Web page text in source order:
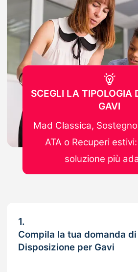
1.
Compila la tua domanda
Disposizione per Gavi
SCEGLI LA TIPOLOGIA
GAVI
Mad Classica,
ATA o Recuperi
soluzione più